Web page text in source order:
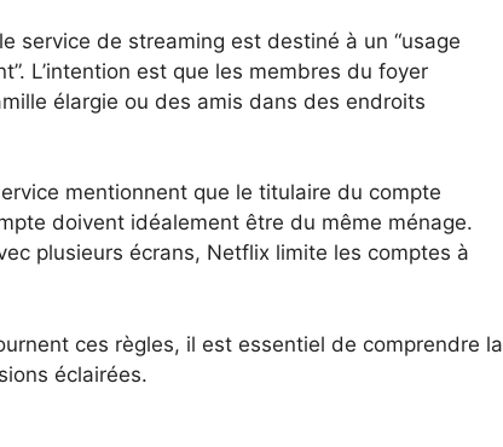
service de streaming est destiné à un “usage
L’intention est que les membres du foyer
élargie ou des amis dans des endroits
mentionnent que le titulaire du compte
doivent idéalement être du même ménage.
plusieurs écrans, Netflix limite les comptes à
ces règles, il est essentiel de comprendre la
éclairées.